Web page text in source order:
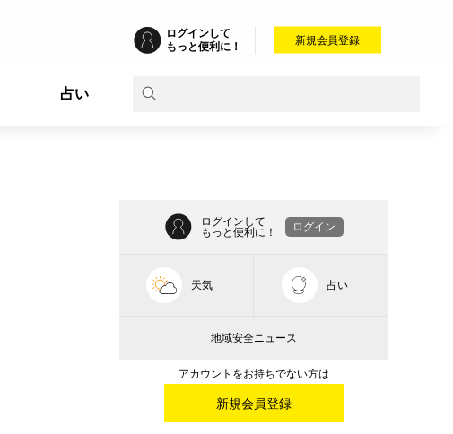
ログインして
もっと便利に！
新規会員登録
占い
ログインして
もっと便利に！
ログイン
天気 占い
地域安全ニュース
アカウントをお持ちでない方は
新規会員登録